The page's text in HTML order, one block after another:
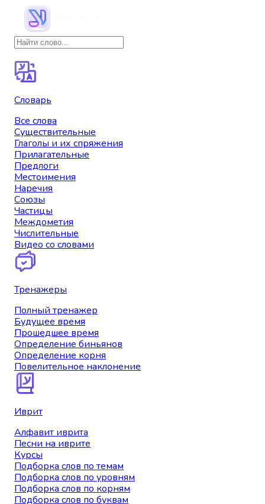
Словарь
Все слова
Существительные
Глаголы и их спряжения
Прилагательные
Предлоги
Местоимения
Наречия
Союзы
Частицы
Междометия
Числительные
Видео со словами
Тренажеры
Полный тренажер
Будущее время
Прошедшее время
Определение биньянов
Определение корня
Повелительное наклонение
Иврит
Алфавит иврита
Песни на иврите
Курсы
Подборка слов по темам
Подборка слов по уровням
Подборка слов по корням
Подборка слов по буквам